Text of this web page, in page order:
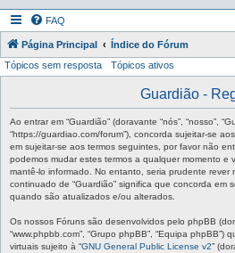
FAQ
Página Principal Índice do Fórum
Tópicos sem resposta Tópicos ativos
Guardião -
Ao entrar em “Guardião” (doravante “nós”, “nosso”,
“https://guardiao.com/forum”), concorda sujeitar-se
em sujeitar-se aos termos seguintes, por favor não
podemos mudar estes termos a qualquer momento e
mantê-lo informado. No entanto, seria prudente rever
continuado de “Guardião” significa que concorda em
quando são atualizados e/ou alterados.
Os nossos Fóruns são desenvolvidos pelo phpBB
“www.phpbb.com”, “Grupo phpBB”, “Equipa phpBB”)
virtuais sujeito à “GNU General Public License v2”